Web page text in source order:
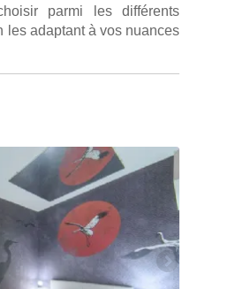
parmi les différents
les adaptant à vos nuances